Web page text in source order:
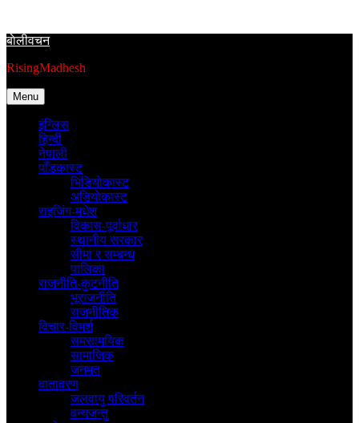
content
बाेलीवचन
RisingMadhesh
Menu
इंग्लिस
हिन्दी
नेपाली
पाँडकास्ट
भिडियाेकास्ट
अडियाेकास्ट
राइजिंग-मधेश
विकास-पूर्वाधार
स्थानीय सरकार
सीमा र सम्बन्ध
पालिका
राजनीति-कुटनीति
भूराजनीति
राजनीतिक
विचार-विमर्श
समसामयिक
सामाजिक
जनमत
वातावरण
जलवायु परिवर्तन
वन्यजन्तु